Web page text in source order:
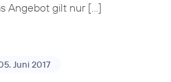
Angebot gilt nur […]
Juni 2017